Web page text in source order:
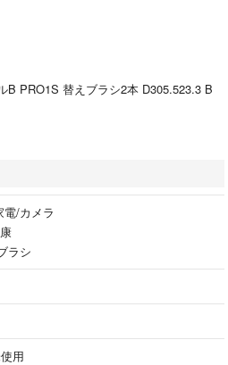
B PRO1S 替えブラシ2本 D305.523.3 B
電/カメラ
ラシ
用